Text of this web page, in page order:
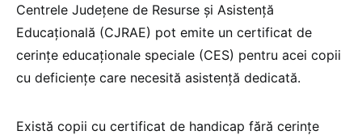
Centrele Județene de Resurse și Asistență
Educațională (CJRAE) pot emite un certificat de
cerințe educaționale speciale (CES) pentru acei copii
cu deficiențe care necesită asistență dedicată.
Există copii cu certificat de handicap fără cerințe